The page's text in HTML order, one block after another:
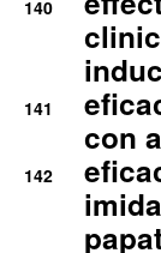
140
141
con
142